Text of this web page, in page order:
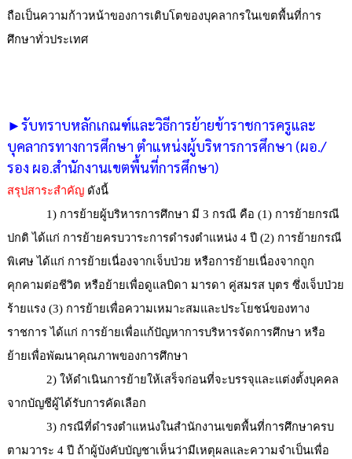
ถือเป็นความก้าวหน้าของการเติบโตของบุคลากรในเขตพื้นที่การ
ศึกษาทั่วประเทศ
►รับทราบหลักเกณฑ์และวิธีการย้ายข้าราชการครูและ
บุคลากรทางการศึกษา ตำแหน่งผู้บริหารการศึกษา (ผอ./
รอง ผอ.สำนักงานเขตพื้นที่การศึกษา)
สรุปสาระสำคัญดังนี้
1) การย้ายผู้บริหารการศึกษา มี 3 กรณี คือ (1) การย้ายกรณี
ปกติ ได้แก่ การย้ายครบวาระการดำรงตำแหน่ง 4 ปี (2) การย้ายกรณี
พิเศษ ได้แก่ การย้ายเนื่องจากเจ็บป่วย หรือการย้ายเนื่องจากถูก
คุกคามต่อชีวิต หรือย้ายเพื่อดูแลบิดา มารดา คู่สมรส บุตร ซึ่งเจ็บป่วย
ร้ายแรง (3) การย้ายเพื่อความเหมาะสมและประโยชน์ของทาง
ราชการ ได้แก่ การย้ายเพื่อแก้ปัญหาการบริหารจัดการศึกษา หรือ
ย้ายเพื่อพัฒนาคุณภาพของการศึกษา
2) ให้ดำเนินการย้ายให้เสร็จก่อนที่จะบรรจุและแต่งตั้งบุคคล
จากบัญชีผู้ได้รับการคัดเลือก
3) กรณีที่ดำรงตำแหน่งในสำนักงานเขตพื้นที่การศึกษาครบ
ตามวาระ 4 ปี ถ้าผู้บังคับบัญชาเห็นว่ามีเหตุผลและความจำเป็นเพื่อ